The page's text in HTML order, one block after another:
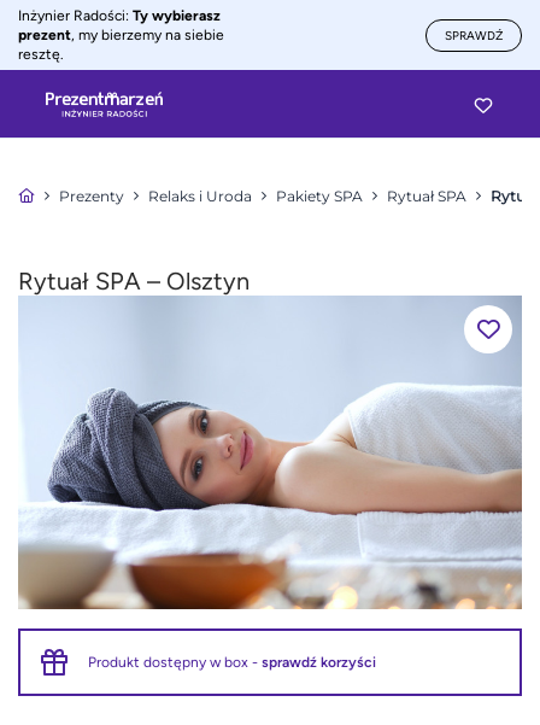
Inżynier Radości: Ty wybierasz
prezent, my bierzemy na siebie
resztę.
SPRAWDŹ
Prezenty Relaks i Uroda Pakiety SPA Rytuał SPA
Rytuał SPA – Olsztyn
Produkt dostępny w box - sprawdź korzyści